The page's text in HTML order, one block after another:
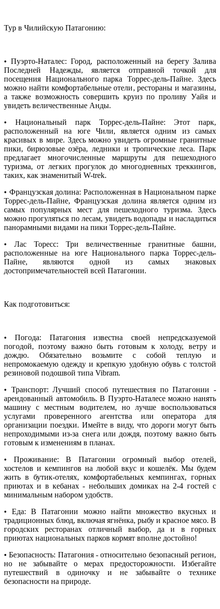
Тур в Чилийскую Патагонию:
• Пуэрто-Наталес: Город, расположенный на берегу Залива
Последней Надежды, является отправной точкой для
посещения Национального парка Торрес-дель-Пайне. Здесь
можно найти комфортабельные отели, рестораны и магазины,
а также возможность совершить круиз по проливу Уайя и
увидеть величественные Анды.
• Национальный парк Торрес-дель-Пайне: Этот парк,
расположенный на юге Чили, является одним из самых
красивых в мире. Здесь можно увидеть огромные гранитные
пики, бирюзовые озёра, ледники и тропические леса. Парк
предлагает многочисленные маршруты для пешеходного
туризма, от легких прогулок до многодневных треккингов,
таких, как знаменитый W-trek.
• Французская долина: Расположенная в Национальном парке
Торрес-дель-Пайне, Французская долина является одним из
самых популярных мест для пешеходного туризма. Здесь
можно прогуляться по лесам, увидеть водопады и насладиться
панорамными видами на пики Торрес-дель-Пайне.
• Лас Торесс: Три величественные гранитные башни,
расположенные на юге Национального парка Торрес-дель-
Пайне, являются одной из самых знаковых
достопримечательностей всей Патагонии.
Как подготовиться:
• Погода: Патагония известна своей непредсказуемой
погодой, поэтому важно быть готовым к холоду, ветру и
дождю. Обязательно возьмите с собой теплую и
непромокаемую одежду и крепкую удобную обувь с толстой
резиновой подошвой типа Vibram.
• Транспорт: Лучший способ путешествия по Патагонии -
арендованный автомобиль. В Пуэрто-Наталесе можно нанять
машину с местным водителем, но лучше воспользоваться
услугами проверенного агентства или оператора для
организации поездки. Имейте в виду, что дороги могут быть
непроходимыми из-за снега или дождя, поэтому важно быть
готовым к изменениям в планах.
• Проживание: В Патагонии огромный выбор отелей,
хостелов и кемпингов на любой вкус и кошелёк. Мы будем
жить в бутик-отелях, комфортабельных кемпингах, горных
приютах и в кебанах - небольших домиках на 2-4 гостей с
минимальным набором удобств.
• Еда: В Патагонии можно найти множество вкусных и
традиционных блюд, включая ягнёнка, рыбу и красное мясо. В
городских ресторанах отличный выбор, да и в горных
приютах национальных парков кормят вполне достойно!
• Безопасность: Патагония - относительно безопасный регион,
но не забывайте о мерах предосторожности. Избегайте
путешествий в одиночку и не забывайте о технике
безопасности на природе.